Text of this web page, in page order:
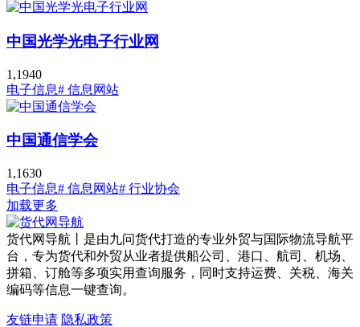
中国光学光电子行业网
1,1940
电子信息# 信息网站
中国通信学会
1,1630
电子信息# 信息网站# 行业协会
加载更多
货代网导航丨是由九问货代打造的专业外贸与国际物流导航平
台，专为货代和外贸从业者提供船公司、港口、航司、机场、
拼箱、订舱等多项实用查询服务，同时支持运费、关税、海关
编码等信息一键查询。
友链申请 隐私政策